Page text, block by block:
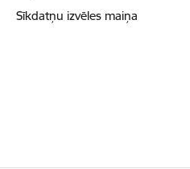
Sīkdatņu izvēles maiņa